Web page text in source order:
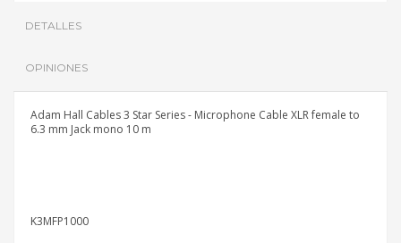
DETALLES
OPINIONES
Adam Hall Cables 3 Star Series - Microphone Cable XLR female to
6.3 mm Jack mono 10 m
K3MFP1000